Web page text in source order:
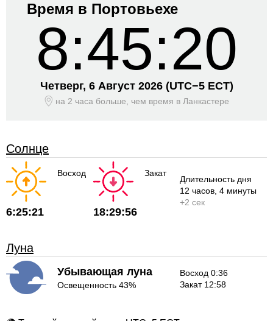
Время в Портовьехе
8:45:20
Четверг, 6 Август 2026 (UTC−5 ECT)
на 2 часа больше, чем время в Ланкастере
Солнце
Восход
6:25:21
Закат
18:29:56
Длительность дня
12 часов , 4 минуты
+2 сек
Луна
Убывающая луна
Освещенность 43%
Восход 0:36
Закат 12:58